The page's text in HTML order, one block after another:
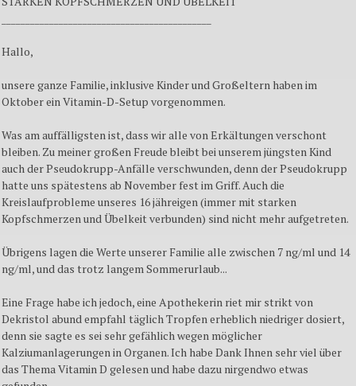
Hallo,
unsere ganze Familie, inklusive Kinder und Großeltern haben im
Oktober ein Vitamin-D-Setup vorgenommen.
Was am auffälligsten ist, dass wir alle von Erkältungen verschont
bleiben. Zu meiner großen Freude bleibt bei unserem jüngsten Kind
auch der Pseudokrupp-Anfälle verschwunden, denn der Pseudokrupp
hatte uns spätestens ab November fest im Griff. Auch die
Kreislaufprobleme unseres 16 jähreigen (immer mit starken
Kopfschmerzen und Übelkeit verbunden) sind nicht mehr aufgetreten.
Übrigens lagen die Werte unserer Familie alle zwischen 7 ng/ml und 14
ng/ml, und das trotz langem Sommerurlaub...
Eine Frage habe ich jedoch, eine Apothekerin riet mir strikt von
Dekristol abund empfahl täglich Tropfen erheblich niedriger dosiert,
denn sie sagte es sei sehr gefählich wegen möglicher
Kalziumanlagerungen in Organen. Ich habe Dank Ihnen sehr viel über
das Thema Vitamin D gelesen und habe dazu nirgendwo etwas